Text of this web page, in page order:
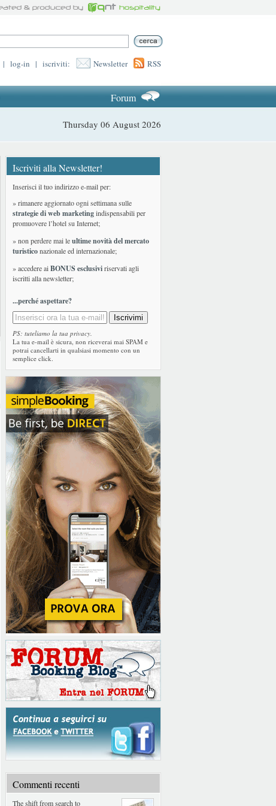
| log-in | iscriviti: Newsletter RSS
Forum
Thursday 06 August 2026
Iscriviti alla Newsletter!
Inserisci il tuo indirizzo e-mail per:
» rimanere aggiornato ogni settimana sulle
strategie di web marketingindispensabili per
promuovere l’hotel su Internet;
» non perdere mai leultime novità del mercato
turisticonazionale ed internazionale;
» accedere aiBONUS esclusiviriservati agli
iscritti alla newsletter;
...perché aspettare?
PS: tuteliamo la tua privacy.
La tua e-mail è sicura, non riceverai mai SPAM e
potrai cancellarti in qualsiasi momento con un
semplice click.
Commenti recenti
The shift from search to